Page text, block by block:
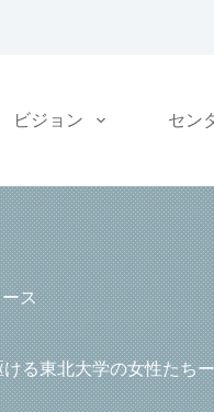
ビジョン セン
ス
る東北大学の女性たち